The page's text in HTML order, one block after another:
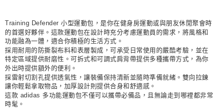
Training Defender 小型運動包，是你在健身房運動或與朋友休閒聚會時
的首選好夥伴。這款運動包在設計時充分考慮運動員的需求，將風格和
功能融為一體，適合你積極的生活方式。
採用耐用的防撕裂布料和表層製成，可承受日常使用的嚴酷考驗，並在
特定區域提供耐磨性。可拆式和可調式肩背帶提供多種攜帶方式，為你
外出時提供額外的便利。
採雷射切割孔提供透氣性，讓裝備保持清新並隨時準備就緒。雙向拉鍊
讓你輕鬆拿取物品，加厚設計則提供合身和舒適感。
這款 adidas 多功能運動包不僅可以攜帶必備品，且無論走到哪裡都非常
時髦。